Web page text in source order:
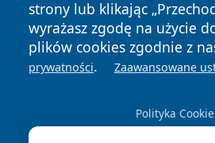
strony lub klikając
wyrażasz zgodę na użycie
plików cookies zgodnie z
prywatności. Zaawansowane
Polityka
News Autorzy
Polityka
Prywatności